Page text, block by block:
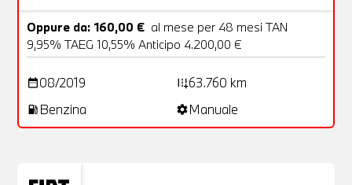
Oppure da: 160,00 € al mese per 48 mesi TAN
9,95% TAEG 10,55% Anticipo 4.200,00 €
date_range08/2019 add_road63.760 km
local_gas_station Benzina settingsManuale